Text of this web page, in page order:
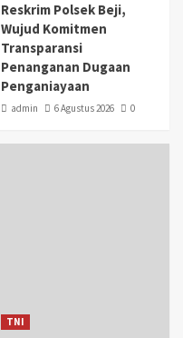
Reskrim Polsek Beji,
Wujud Komitmen
Transparansi
Penanganan Dugaan
Penganiayaan
admin 6 Agustus 2026 0
TNI